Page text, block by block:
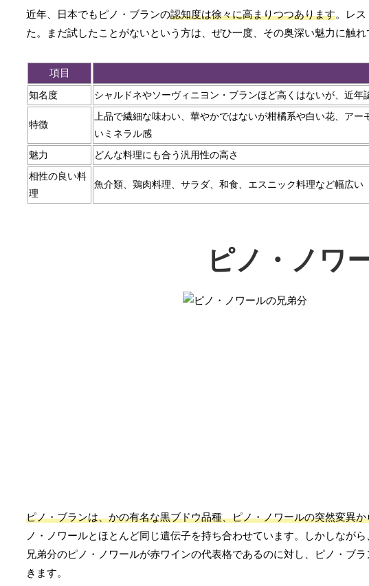
近年、日本でもピノ・ブランの認知度は徐々に高まりつつあります。レ
た。まだ試したことがないという方は、ぜひ一度、その奥深い魅力に触れ
項目
知名度 シャルドネやソーヴィニヨン・ブランほど高くはないが、近年
特徴
上品で繊細な味わい、華やかではないが柑橘系や白い花、ア
いミネラル感
魅力 どんな料理にも合う汎用性の高さ
相性の良い料
理
魚介類、鶏肉料理、サラダ、和食、エスニック料理など幅広い
ピノ・ノワ
ピノ・ブランは、かの有名な黒ブドウ品種、ピノ・ノワールの突然変異
ノ・ノワールとほとんど同じ遺伝子を持ち合わせています。しかしなが
兄弟分のピノ・ノワールが赤ワインの代表格であるのに対し、ピノ・ブ
きます。